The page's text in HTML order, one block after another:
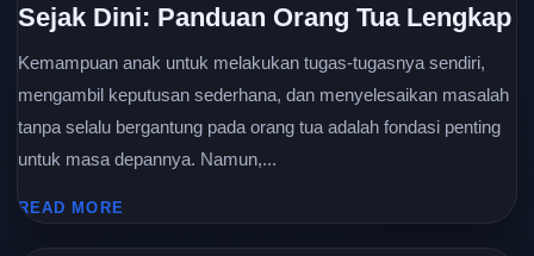
Sejak Dini: Panduan Orang Tua Lengkap
Kemampuan anak untuk melakukan tugas-tugasnya sendiri,
mengambil keputusan sederhana, dan menyelesaikan masalah
tanpa selalu bergantung pada orang tua adalah fondasi penting
untuk masa depannya. Namun,...
READ MORE